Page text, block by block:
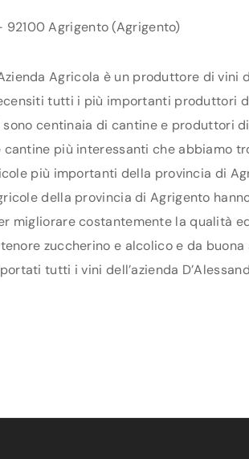
92100 Agrigento (Agrigento)
Azienda Agricola è un produttore di
tutti i più importanti produttori
centinaia di cantine e produttori
più interessanti che abbiamo
più importanti della provincia di
della provincia di Agrigento
migliorare costantemente la qualità
zuccherino e alcolico e da
tutti i vini dell’azienda